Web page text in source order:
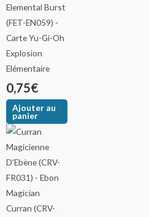
Explosion
Elémentaire
0,75€
Ajouter au
panier